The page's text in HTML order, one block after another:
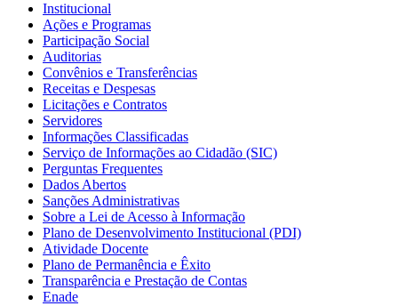
Institucional
Ações e Programas
Participação Social
Auditorias
Convênios e Transferências
Receitas e Despesas
Licitações e Contratos
Servidores
Informações Classificadas
Serviço de Informações ao Cidadão (SIC)
Perguntas Frequentes
Dados Abertos
Sanções Administrativas
Sobre a Lei de Acesso à Informação
Plano de Desenvolvimento Institucional (PDI)
Atividade Docente
Plano de Permanência e Êxito
Transparência e Prestação de Contas
Enade